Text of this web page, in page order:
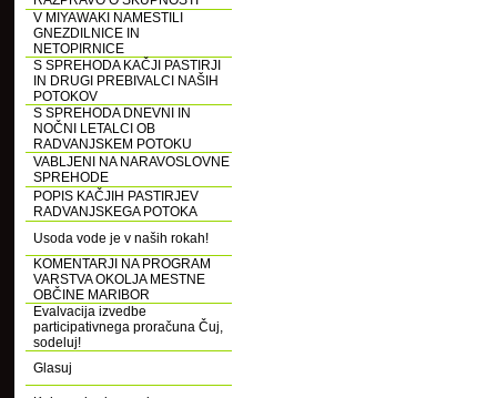
V MIYAWAKI NAMESTILI
GNEZDILNICE IN
NETOPIRNICE
S SPREHODA KAČJI PASTIRJI
IN DRUGI PREBIVALCI NAŠIH
POTOKOV
S SPREHODA DNEVNI IN
NOČNI LETALCI OB
RADVANJSKEM POTOKU
VABLJENI NA NARAVOSLOVNE
SPREHODE
POPIS KAČJIH PASTIRJEV
RADVANJSKEGA POTOKA
Usoda vode je v naših rokah!
KOMENTARJI NA PROGRAM
VARSTVA OKOLJA MESTNE
OBČINE MARIBOR
Evalvacija izvedbe
participativnega proračuna Čuj,
sodeluj!
Glasuj